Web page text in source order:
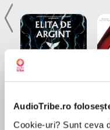
AudioTribe.ro
Cookie-uri? Sunt ceva